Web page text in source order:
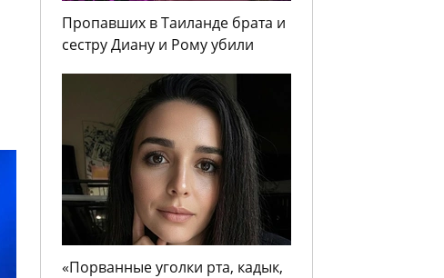
Пропавших в Таиланде брата и
сестру Диану и Рому убили
«Порванные уголки рта, кадык,